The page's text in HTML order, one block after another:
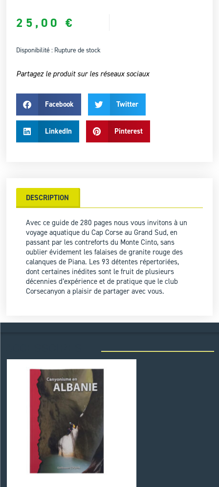
25,00 €
Disponibilité : Rupture de stock
Partagez le produit sur les réseaux sociaux
Facebook Twitter
LinkedIn Pinterest
DESCRIPTION
Avec ce guide de 280 pages nous vous invitons à un
voyage aquatique du Cap Corse au Grand Sud, en
passant par les contreforts du Monte Cinto, sans
oublier évidement les falaises de granite rouge des
calanques de Piana. Les 93 détentes répertoriées,
dont certaines inédites sont le fruit de plusieurs
décennies d’expérience et de pratique que le club
Corsecanyon a plaisir de partager avec vous.